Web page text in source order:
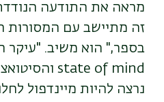
מראה את התודעה הנודדת
זה מתיישב עם המסורות
בספר," הוא משיב. "עיקר
state of mind
נרצה להיות מיינדפול